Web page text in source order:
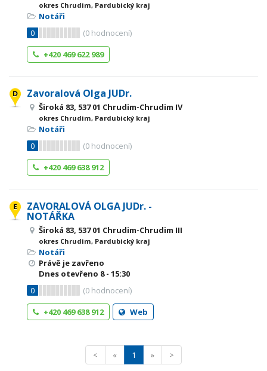
okres Chrudim, Pardubický kraj
Notáři
0
(0 hodnocení)
+420 469 622 989
Zavoralová Olga JUDr.
Široká 83, 537 01 Chrudim-Chrudim IV
okres Chrudim, Pardubický kraj
Notáři
0
(0 hodnocení)
+420 469 638 912
ZAVORALOVÁ OLGA JUDr. -
NOTÁŘKA
Široká 83, 537 01 Chrudim-Chrudim III
okres Chrudim, Pardubický kraj
Notáři
Právě je zavřeno
Dnes otevřeno 8 - 15:30
0
(0 hodnocení)
+420 469 638 912
Web
< « 1 » >